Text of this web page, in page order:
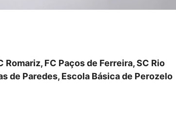
Romariz, FC Paços de Ferreira, SC Rio
de Paredes, Escola Básica de Perozelo